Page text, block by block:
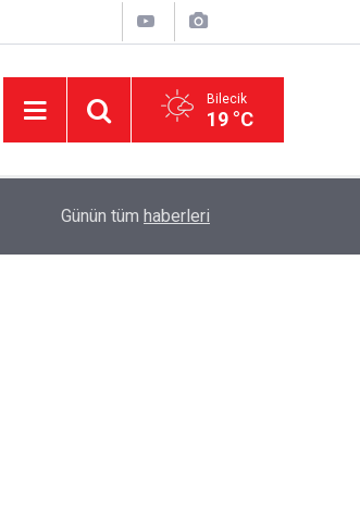
Bilecik
19 °C
CHP Genel Başkan Yardımcısı Erbay:
Günün tüm haberleri